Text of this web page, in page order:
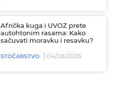
Afrička kuga i UVOZ prete
autohtonim rasama: Kako
sačuvati moravku i resavku?
STOČARSTVO 04/08/2026